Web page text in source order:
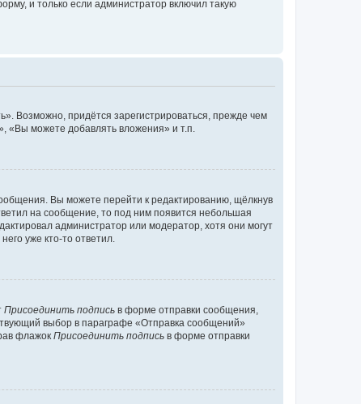
и только если администратор включил такую
Возможно, придётся зарегистрироваться, прежде чем
можете добавлять вложения» и т.п.
Вы можете перейти к редактированию, щёлкнув
на сообщение, то под ним появится небольшая
администратор или модератор, хотя они могут
уже кто-то ответил.
Присоединить подпись в форме отправки сообщения,
выбор в параграфе «Отправка сообщений»
флажок Присоединить подпись в форме отправки